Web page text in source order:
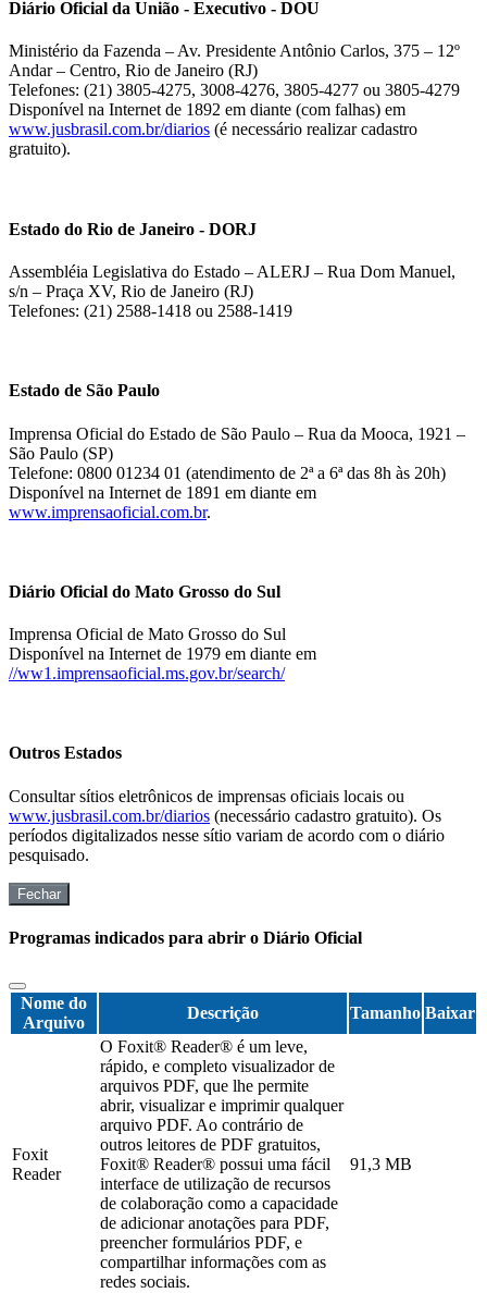
Diário Oficial da União - Executivo - DOU
Ministério da Fazenda – Av. Presidente Antônio Carlos, 375 – 12º
Andar – Centro, Rio de Janeiro (RJ)
Telefones: (21) 3805-4275, 3008-4276, 3805-4277 ou 3805-4279
Disponível na Internet de 1892 em diante (com falhas) em
www.jusbrasil.com.br/diarios (é necessário realizar cadastro
gratuito).
Estado do Rio de Janeiro - DORJ
Assembléia Legislativa do Estado – ALERJ – Rua Dom Manuel,
s/n – Praça XV, Rio de Janeiro (RJ)
Telefones: (21) 2588-1418 ou 2588-1419
Estado de São Paulo
Imprensa Oficial do Estado de São Paulo – Rua da Mooca, 1921 –
São Paulo (SP)
Telefone: 0800 01234 01 (atendimento de 2ª a 6ª das 8h às 20h)
Disponível na Internet de 1891 em diante em
www.imprensaoficial.com.br.
Diário Oficial do Mato Grosso do Sul
Imprensa Oficial de Mato Grosso do Sul
Disponível na Internet de 1979 em diante em
//ww1.imprensaoficial.ms.gov.br/search/
Outros Estados
Consultar sítios eletrônicos de imprensas oficiais locais ou
www.jusbrasil.com.br/diarios (necessário cadastro gratuito). Os
períodos digitalizados nesse sítio variam de acordo com o diário
pesquisado.
Fechar
Programas indicados para abrir o Diário Oficial
Nome do
Arquivo
Descrição Tamanho Baixar
Foxit
Reader
O Foxit® Reader® é um leve,
rápido, e completo visualizador de
arquivos PDF, que lhe permite
abrir, visualizar e imprimir qualquer
arquivo PDF. Ao contrário de
outros leitores de PDF gratuitos,
Foxit® Reader® possui uma fácil
interface de utilização de recursos
de colaboração como a capacidade
de adicionar anotações para PDF,
preencher formulários PDF, e
compartilhar informações com as
redes sociais.
91,3 MB